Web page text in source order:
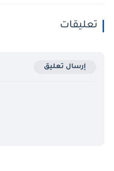
تعليقات
إرسال تعليق